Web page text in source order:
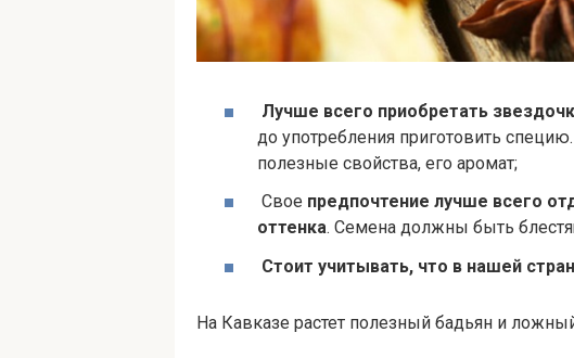
Лучше всего приобретать
до употребления приготовить
полезные свойства, его аромат;
Свое предпочтение лучше всего
оттенка. Семена должны быть
Стоит учитывать, что в нашей
На Кавказе растет полезный бадьян и